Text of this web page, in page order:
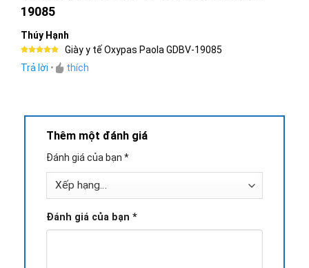
19085
Thúy Hạnh
hạng55
Giày y tế Oxypas Paola GDBV-19085
Trả lời • thích
Thêm một đánh giá
Đánh giá của bạn *
Đánh giá của bạn *